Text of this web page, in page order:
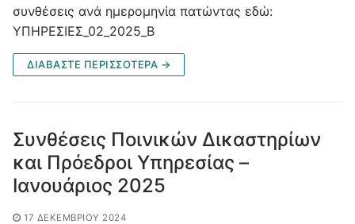
συνθέσεις ανά ημερομηνία πατώντας εδώ:
ΥΠΗΡΕΣΙΕΣ_02_2025_Β
ΔΙΑΒΑΣΤΕ ΠΕΡΙΣΣΟΤΕΡΑ →
Συνθέσεις Ποινικών Δικαστηρίων
και Πρόεδροι Υπηρεσίας –
Ιανουάριος 2025
17 ΔΕΚΕΜΒΡΊΟΥ 2024